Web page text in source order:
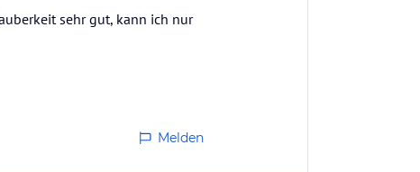
sehr gut, kann ich nur
Melden